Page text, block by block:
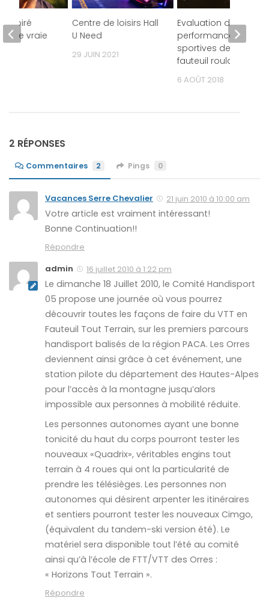
Centre de loisirs Hall
U Need
29 JUIN 2021
Evaluation des
performances
sportives de votre
fauteuil roulant
6 AOÛT 2018
inspiré
vraie
2 RÉPONSES
Commentaires 2 Pings 0
Vacances Serre Chevalier 21 juin 2010 à 10:00 am
Votre article est vraiment intéressant!
Bonne Continuation!!
Répondre
admin
16 juillet 2010 à 1:22 pm
Le dimanche 18 Juillet 2010, le Comité Handisport
05 propose une journée où vous pourrez
découvrir toutes les façons de faire du VTT en
Fauteuil Tout Terrain, sur les premiers parcours
handisport balisés de la région PACA. Les Orres
deviennent ainsi grâce à cet événement, une
station pilote du département des Hautes-Alpes
pour l’accès à la montagne jusqu’alors
impossible aux personnes à mobilité réduite.
Les personnes autonomes ayant une bonne
tonicité du haut du corps pourront tester les
nouveaux «Quadrix», véritables engins tout
terrain à 4 roues qui ont la particularité de
prendre les télésièges. Les personnes non
autonomes qui désirent arpenter les itinéraires
et sentiers pourront tester les nouveaux Cimgo,
(équivalent du tandem-ski version été). Le
matériel sera disponible tout l’été au comité
ainsi qu’à l’école de FTT/VTT des Orres :
« Horizons Tout Terrain ».
Répondre